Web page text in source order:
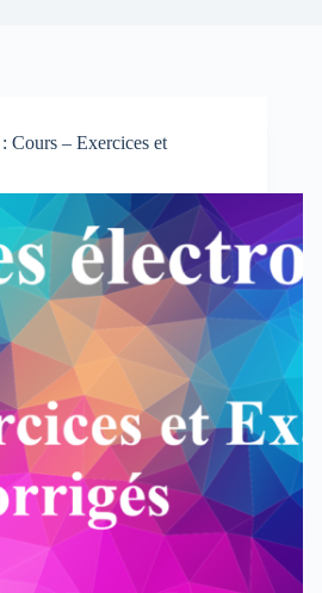
Cours – Exercices et